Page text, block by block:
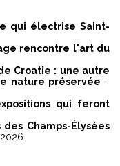
qui électrise Saint-
rencontre l'art du
Croatie : une autre
nature préservée -
qui feront
Champs-Élysées